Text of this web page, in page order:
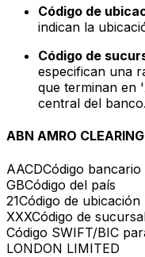
Código de
indican la
Código de
especifican una
que terminan en
central del banco.
ABN AMRO
AACDCódigo bancario
GBCódigo del país
21Código de ubicación
XXXCódigo de
Código SWIFT/BIC
LONDON LIMITED